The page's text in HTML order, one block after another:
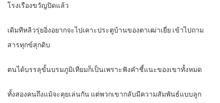
โรงเรืองขวัญปิดแล้ว
เดิมทีหลิวรุ่ยอิ่งอยากจะไปเคาะประตูบ้านของตาเฒ่าเยี่ย เข้าไปถาม
สารทุกข์สุกดิบ
ตนได้บรรลุขั้นบรมภูมิเทียมก็เป็นเพราะฟังคำชี้แนะของเขาทั้งหมด
ทั้งสองคนถึงแม้จะคุยเล่นกัน แต่พวกเขากลับมีความสัมพันธ์แบบลูก